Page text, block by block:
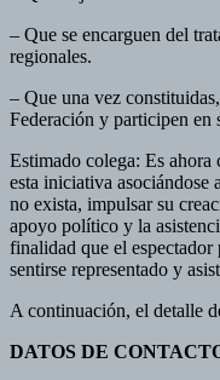
– Que se encarguen del
regionales.
– Que una vez
Federación y participen en
Estimado colega: Es
esta iniciativa asociándose
no exista, impulsar su
apoyo político y la
finalidad que el espectador
sentirse representado y
A continuación, el detalle
DATOS DE